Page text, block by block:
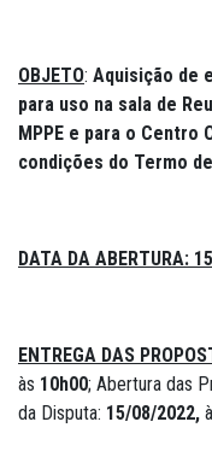
OBJETO: Aquisição de
para uso na sala de
MPPE e para o Centro
condições do Termo
DATA DA ABERTURA:
ENTREGA DAS
às 10h00; Abertura das
da Disputa: 15/08/2022,